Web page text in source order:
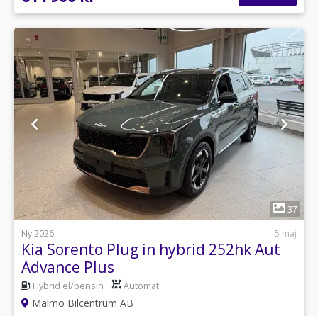
37
Ny 2026
5 maj
Kia Sorento Plug in hybrid 252hk Aut
Advance Plus
Hybrid el/bensin Automat
Malmö Bilcentrum AB